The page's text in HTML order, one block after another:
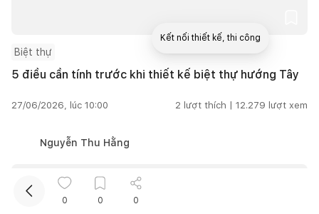
Biệt thự
5 điều cần tính trước khi thiết kế biệt thự hướng Tây
27/06/2026, lúc 10:00 2 lượt thích | 12.279 lượt xem
Nguyễn Thu Hằng
0 0 0
Kết nối thiết kế, thi công
Mua sắm hoàn thiện nhà